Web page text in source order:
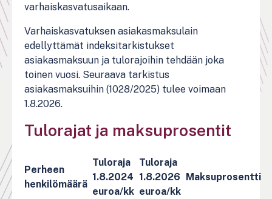
varhaiskasvatusaikaan.
Varhaiskasvatuksen asiakasmaksulain
edellyttämät indeksitarkistukset
asiakasmaksuun ja tulorajoihin tehdään joka
toinen vuosi. Seuraava tarkistus
asiakasmaksuihin (1028/2025) tulee voimaan
1.8.2026.
Tulorajat ja maksuprosentit
Perheen
henkilömäärä
Tuloraja
1.8.2024
euroa/kk
Tuloraja
1.8.2026
euroa/kk
Maksuprosentti